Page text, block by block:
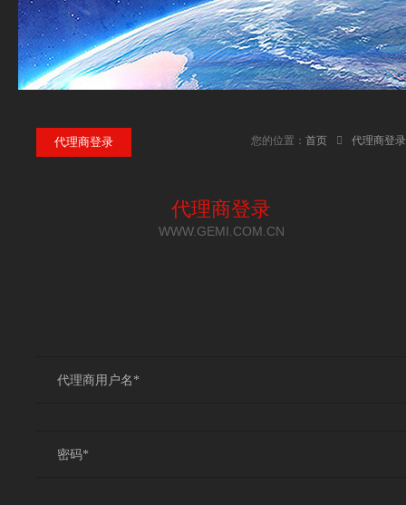
您的位置： 首页 代理商登录
代理商登录
代理商登录
WWW.GEMI.COM.CN
代理商用户名*
密码*